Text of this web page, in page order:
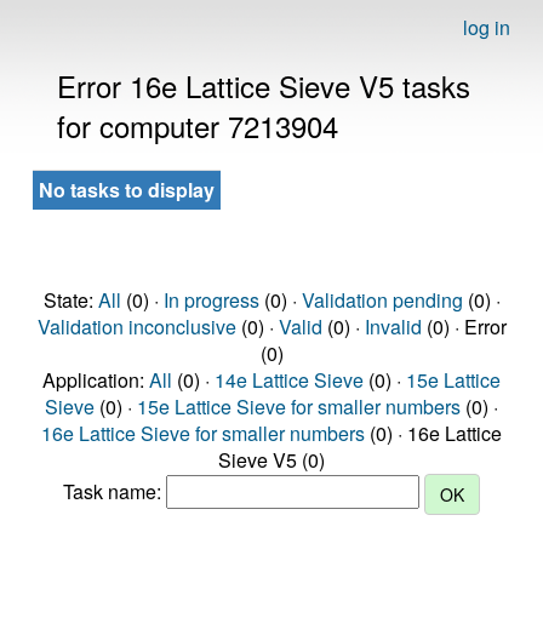
log in
Error 16e Lattice Sieve V5 tasks
for computer 7213904
No tasks to display
State: All (0) · In progress(0) · Validation pending (0) ·
Validation inconclusive(0) · Valid (0) · Invalid (0) · Error
(0)
Application: All (0) · 14e Lattice Sieve (0) · 15e Lattice
Sieve (0) · 15e Lattice Sieve for smaller numbers (0) ·
16e Lattice Sieve for smaller numbers (0) · 16e Lattice
Sieve V5 (0)
Task name: